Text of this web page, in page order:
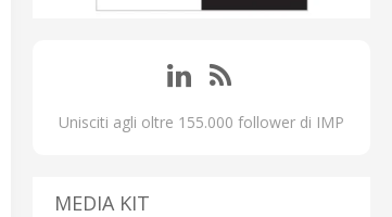
Unisciti agli oltre 155.000 follower di IMP
MEDIA KIT